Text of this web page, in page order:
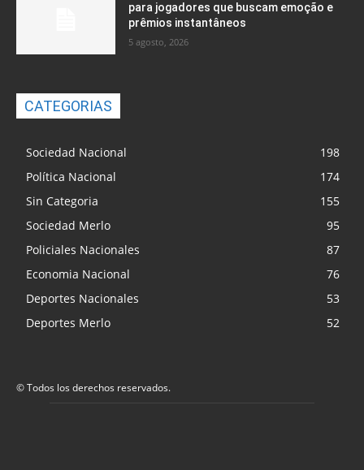
para jogadores que buscam emoção e
prêmios instantâneos
5 agosto, 2026
CATEGORIAS
Sociedad Nacional
198
Política Nacional
174
Sin Categoria
155
Sociedad Merlo
95
Policiales Nacionales
87
Economia Nacional
76
Deportes Nacionales
53
Deportes Merlo
52
© Todos los derechos reservados.